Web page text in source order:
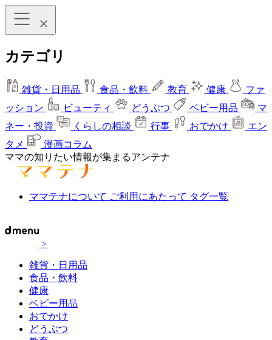
カテゴリ
雑貨・日用品 食品・飲料 教育 健康
ファ
ッション
ビューティ どうぶつ ベビー用品
マ
ネー・投資
くらしの相談 行事 おでかけ
エン
タメ
漫画コラム
ママの知りたい情報が集まるアンテナ
ママテナについて ご利用にあたって タグ一覧
>
雑貨・日用品
食品・飲料
健康
ベビー用品
おでかけ
どうぶつ